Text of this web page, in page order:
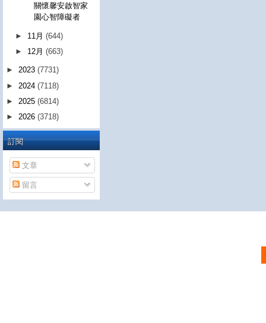
關懷馨安啟智家
園心智障礙者
► 11月(644)
► 12月(663)
► 2023 (7731)
► 2024 (7118)
► 2025 (6814)
► 2026 (3718)
訂閱
文章
留言